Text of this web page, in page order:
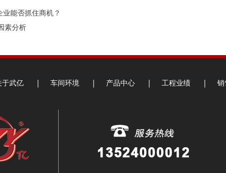
能否抓住商机？
素分析
于武亿 | 车间环境 | 产品中心 | 工程业绩 |